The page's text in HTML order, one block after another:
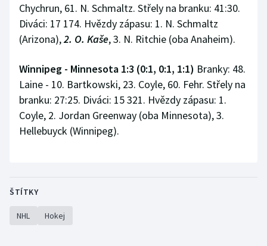
Chychrun, 61. N. Schmaltz. Střely na branku: 41:30.
Diváci: 17 174. Hvězdy zápasu: 1. N. Schmaltz
(Arizona),2. O. Kaše, 3. N. Ritchie (oba Anaheim).
Winnipeg - Minnesota 1:3 (0:1, 0:1, 1:1) Branky: 48.
Laine - 10. Bartkowski, 23. Coyle, 60. Fehr. Střely na
branku: 27:25. Diváci: 15 321. Hvězdy zápasu: 1.
Coyle, 2. Jordan Greenway (oba Minnesota), 3.
Hellebuyck (Winnipeg).
ŠTÍTKY
NHL Hokej